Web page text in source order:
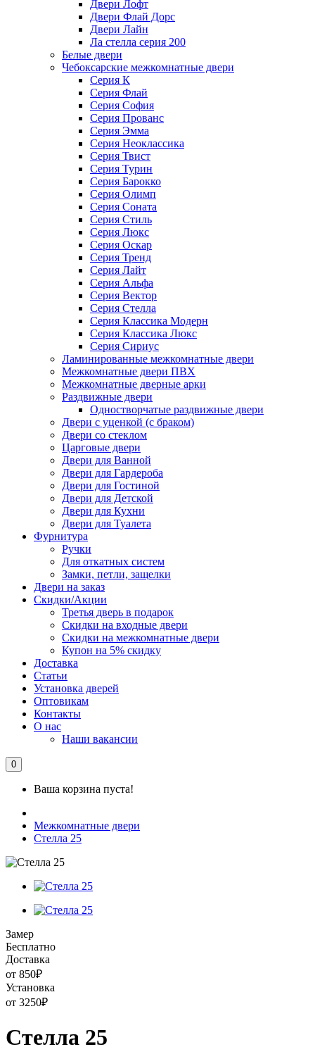
Двери Лофт
Двери Флай Дорс
Двери Лайн
Ла стелла серия 200
Белые двери
Чебоксарские межкомнатные двери
Серия К
Серия Флай
Серия София
Серия Прованс
Серия Эмма
Серия Неоклассика
Серия Твист
Серия Турин
Серия Барокко
Серия Олимп
Серия Соната
Серия Стиль
Серия Люкс
Серия Оскар
Серия Тренд
Серия Лайт
Серия Альфа
Серия Вектор
Серия Стелла
Серия Классика Модерн
Серия Классика Люкс
Серия Сириус
Ламинированные межкомнатные двери
Межкомнатные двери ПВХ
Межкомнатные дверные арки
Раздвижные двери
Одностворчатые раздвижные двери
Двери с уценкой (с браком)
Двери со стеклом
Царговые двери
Двери для Ванной
Двери для Гардероба
Двери для Гостиной
Двери для Детской
Двери для Кухни
Двери для Туалета
Фурнитура
Ручки
Для откатных систем
Замки, петли, защелки
Двери на заказ
Скидки/Акции
Третья дверь в подарок
Скидки на входные двери
Скидки на межкомнатные двери
Купон на 5% скидку
Доставка
Статьи
Установка дверей
Оптовикам
Контакты
О нас
Наши вакансии
0
Ваша корзина пуста!
Межкомнатные двери
Стелла 25
Замер
Бесплатно
Доставка
от 850₽
Установка
от 3250₽
Стелла 25